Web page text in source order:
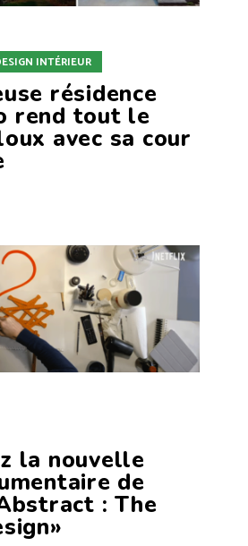
INTÉRIEUR
résidence
rend tout le
avec sa cour
la nouvelle
de
: The